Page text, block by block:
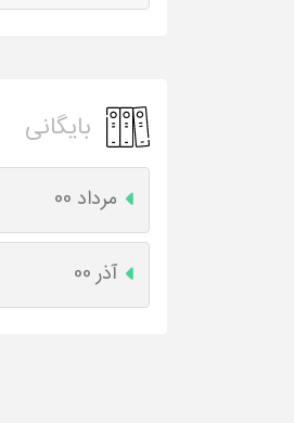
بایگانی
مرداد 00
آذر 00